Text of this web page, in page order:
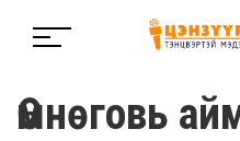
Өмнөговь